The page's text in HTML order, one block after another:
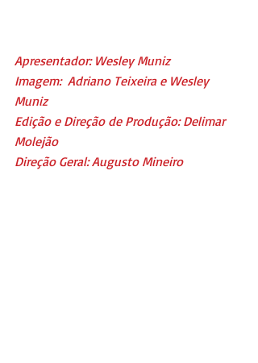
Apresentador: Wesley Muniz
Imagem:  Adriano Teixeira e Wesley
Muniz
Edição e Direção de Produção: Delimar
Molejão
Direção Geral: Augusto Mineiro